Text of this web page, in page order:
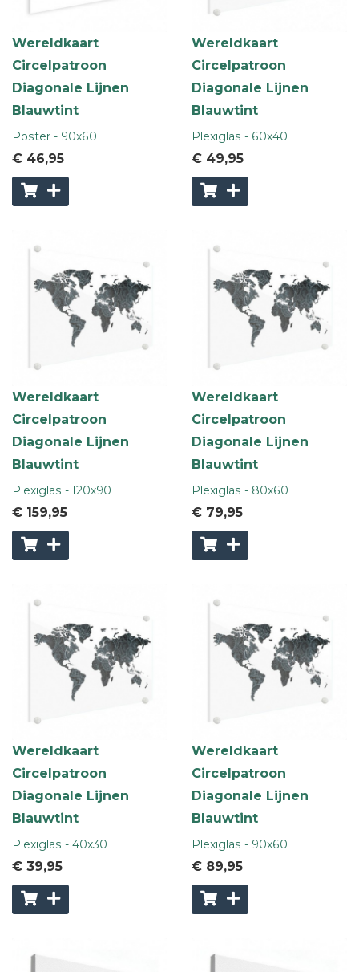
Wereldkaart
Circelpatroon
Diagonale Lijnen
Blauwtint
Poster - 90x60
€ 46,95
Wereldkaart
Circelpatroon
Diagonale Lijnen
Blauwtint
Plexiglas - 60x40
€ 49,95
Wereldkaart
Circelpatroon
Diagonale Lijnen
Blauwtint
Plexiglas - 120x90
€ 159,95
Wereldkaart
Circelpatroon
Diagonale Lijnen
Blauwtint
Plexiglas - 80x60
€ 79,95
Wereldkaart
Circelpatroon
Diagonale Lijnen
Blauwtint
Plexiglas - 40x30
€ 39,95
Wereldkaart
Circelpatroon
Diagonale Lijnen
Blauwtint
Plexiglas - 90x60
€ 89,95